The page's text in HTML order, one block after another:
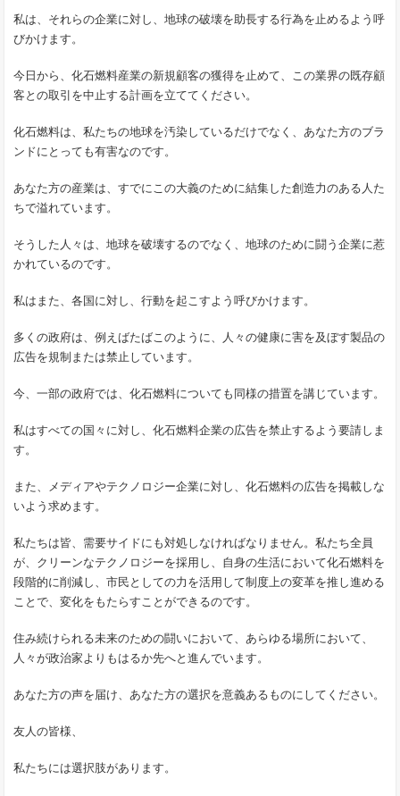
私は、それらの企業に対し、地球の破壊を助長する行為を止めるよう呼
びかけます。
今日から、化石燃料産業の新規顧客の獲得を止めて、この業界の既存顧
客との取引を中止する計画を立ててください。
化石燃料は、私たちの地球を汚染しているだけでなく、あなた方のブラ
ンドにとっても有害なのです。
あなた方の産業は、すでにこの大義のために結集した創造力のある人た
ちで溢れています。
そうした人々は、地球を破壊するのでなく、地球のために闘う企業に惹
かれているのです。
私はまた、各国に対し、行動を起こすよう呼びかけます。
多くの政府は、例えばたばこのように、人々の健康に害を及ぼす製品の
広告を規制または禁止しています。
今、一部の政府では、化石燃料についても同様の措置を講じています。
私はすべての国々に対し、化石燃料企業の広告を禁止するよう要請しま
す。
また、メディアやテクノロジー企業に対し、化石燃料の広告を掲載しな
いよう求めます。
私たちは皆、需要サイドにも対処しなければなりません。私たち全員
が、クリーンなテクノロジーを採用し、自身の生活において化石燃料を
段階的に削減し、市民としての力を活用して制度上の変革を推し進める
ことで、変化をもたらすことができるのです。
住み続けられる未来のための闘いにおいて、あらゆる場所において、
人々が政治家よりもはるか先へと進んでいます。
あなた方の声を届け、あなた方の選択を意義あるものにしてください。
友人の皆様、
私たちには選択肢があります。